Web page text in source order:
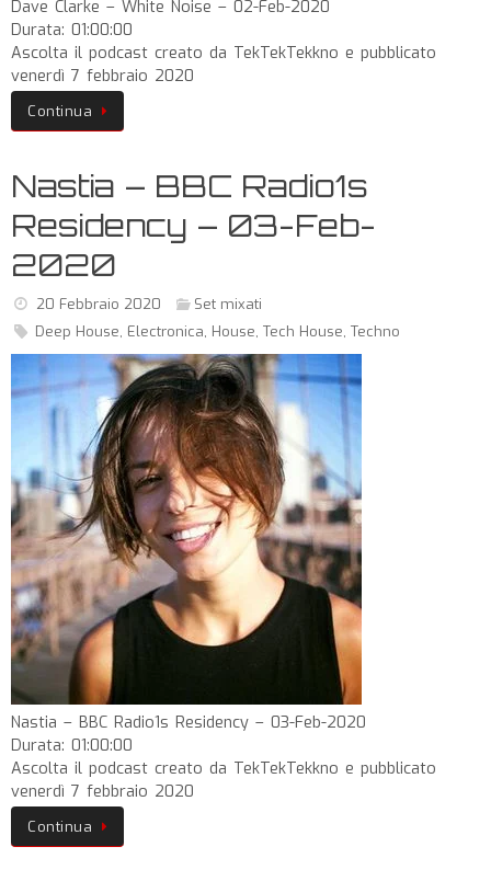
Dave Clarke – White Noise – 02-Feb-2020
Durata: 01:00:00
Ascolta il podcast creato da TekTekTekkno e pubblicato
venerdì 7 febbraio 2020
Continua
Nastia – BBC Radio1s
Residency – 03-Feb-
2020
20 Febbraio 2020
Set mixati
Deep House, Electronica, House, Tech House, Techno
Nastia – BBC Radio1s Residency – 03-Feb-2020
Durata: 01:00:00
Ascolta il podcast creato da TekTekTekkno e pubblicato
venerdì 7 febbraio 2020
Continua